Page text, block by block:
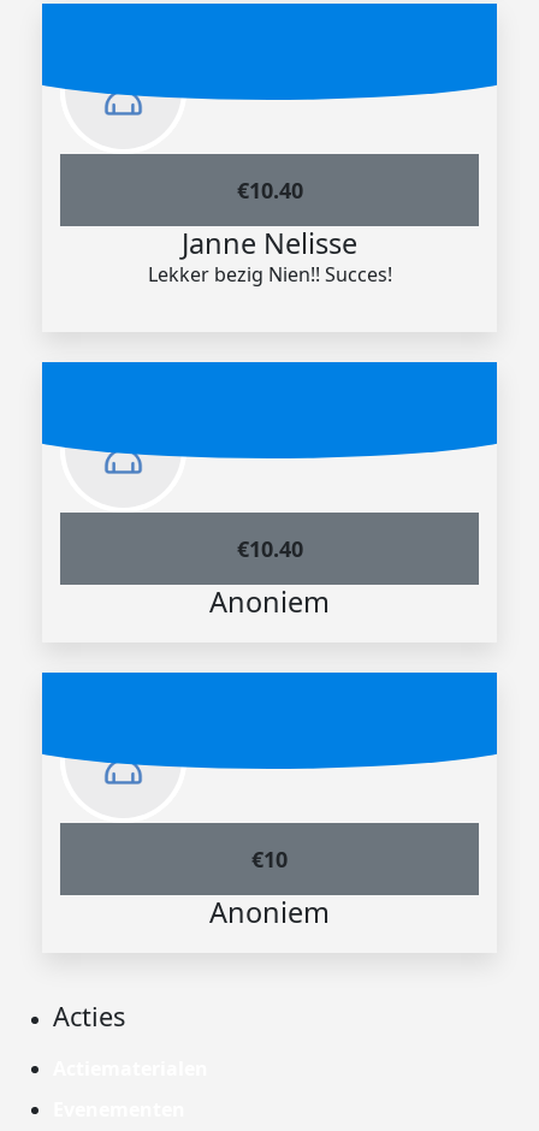
€10.40
Janne Nelisse
Lekker bezig Nien!! Succes!
€10.40
Anoniem
€10
Anoniem
Acties